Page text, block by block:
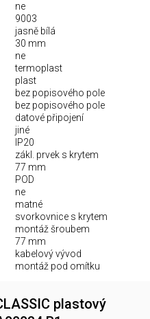
ne
9003
jasně bílá
30 mm
ne
termoplast
plast
bez popisového pole
bez popisového pole
datové připojení
jiné
IP20
zákl. prvek s krytem
77 mm
POD
ne
matné
svorkovnice s krytem
montáž šroubem
77 mm
kabelový vývod
montáž pod omítku
plastový